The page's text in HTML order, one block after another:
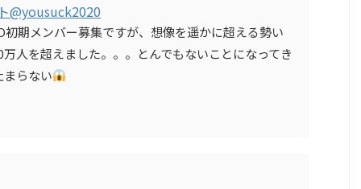
@yousuck2020
期メンバー募集ですが、想像を遥かに超える勢い
人を超えました。。。とんでもないことになってき
らない